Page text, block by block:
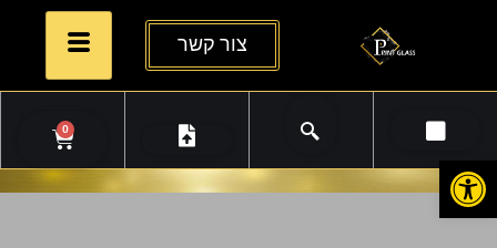
צור קשר
0
פתח סרגל נגישות